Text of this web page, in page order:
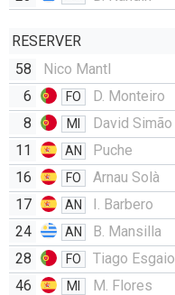
RESERVER
58
Nico Mantl
6
FO
D. Monteiro
8
MI
David Simão
11
AN
Puche
16
FO
Arnau Solà
17
AN
I. Barbero
24
AN
B. Mansilla
28
FO
Tiago Esgaio
46
MI M. Flores